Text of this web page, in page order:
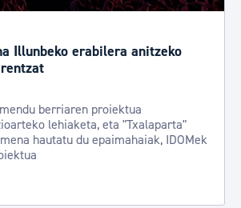
Illunbeko erabilera anitzeko
berriaren proiektua
lehiaketa, eta "Txalaparta"
hautatu du epaimahaiak, IDOMek